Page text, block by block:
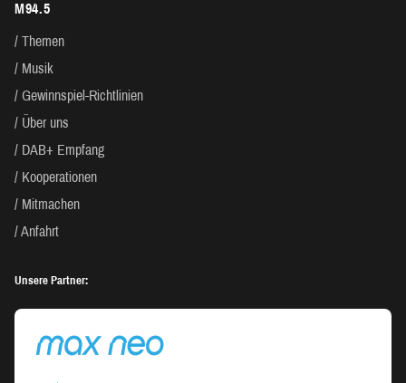
M94.5
Themen
Musik
Gewinnspiel-Richtlinien
Über uns
DAB+ Empfang
Kooperationen
Mitmachen
Anfahrt
Unsere Partner: